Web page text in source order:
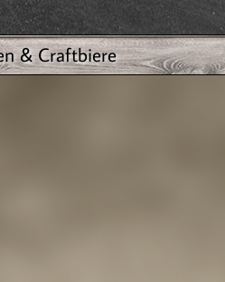
& Craftbiere